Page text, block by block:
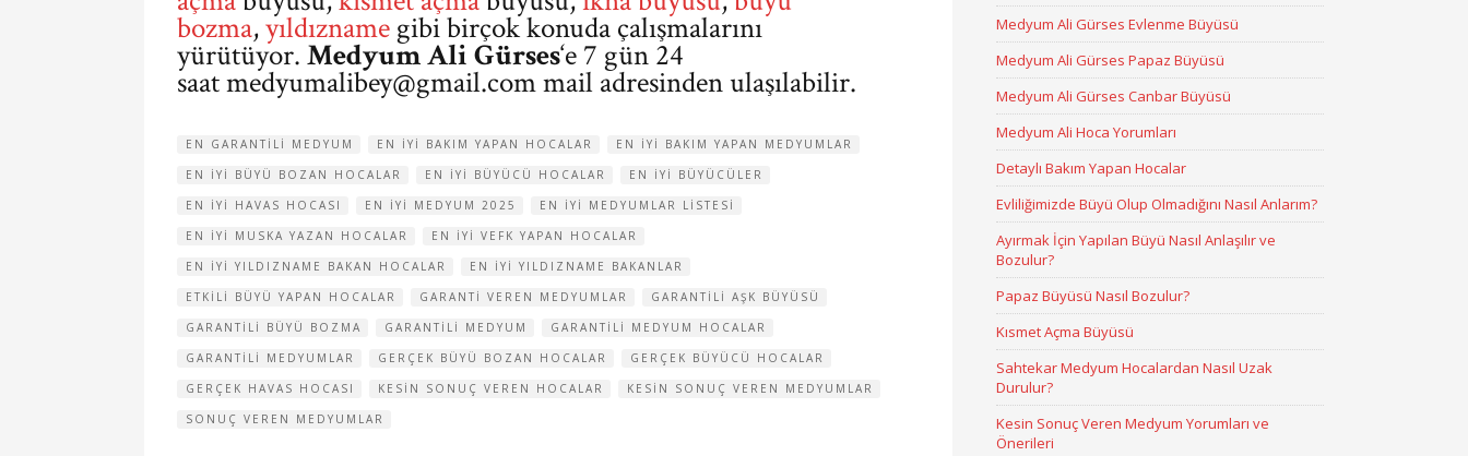
bozma,yıldızname gibi birçok konuda çalışmalarını
yürütüyor. Medyum Ali Gürses‘e 7 gün 24
saatmedyumalibey@gmail.commail adresinden ulaşılabilir.
EN GARANTILI MEDYUM EN IYI BAKIM YAPAN HOCALAR
EN IYI BAKIM YAPAN MEDYUMLAR
EN IYI BÜYÜ BOZAN HOCALAR
EN IYI BÜYÜCÜ HOCALAR
EN IYI BÜYÜCÜLER
EN IYI HAVAS HOCASI
EN IYI MEDYUM 2025
EN IYI MEDYUMLAR LISTESI
EN IYI MUSKA YAZAN HOCALAR
EN IYI VEFK YAPAN HOCALAR
EN IYI YILDIZNAME BAKAN HOCALAR
EN IYI YILDIZNAME BAKANLAR
ETKILI BÜYÜ YAPAN HOCALAR
GARANTI VEREN MEDYUMLAR
GARANTILI AŞK BÜYÜSÜ
GARANTILI BÜYÜ BOZMA
GARANTILI MEDYUM
GARANTILI MEDYUM HOCALAR
GARANTILI MEDYUMLAR
GERÇEK BÜYÜ BOZAN HOCALAR
GERÇEK BÜYÜCÜ HOCALAR
GERÇEK HAVAS HOCASI
KESIN SONUÇ VEREN HOCALAR
KESIN SONUÇ VEREN MEDYUMLAR
SONUÇ VEREN MEDYUMLAR
Medyum Ali Gürses Evlenme Büyüsü
Medyum Ali Gürses Papaz Büyüsü
Medyum Ali Gürses Canbar Büyüsü
Medyum Ali Hoca Yorumları
Detaylı Bakım Yapan Hocalar
Evliliğimizde Büyü Olup Olmadığını Nasıl Anlarım?
Ayırmak İçin Yapılan Büyü Nasıl Anlaşılır ve
Bozulur?
Papaz Büyüsü Nasıl Bozulur?
Kısmet Açma Büyüsü
Sahtekar Medyum Hocalardan Nasıl Uzak
Durulur?
Kesin Sonuç Veren Medyum Yorumları ve
Önerileri